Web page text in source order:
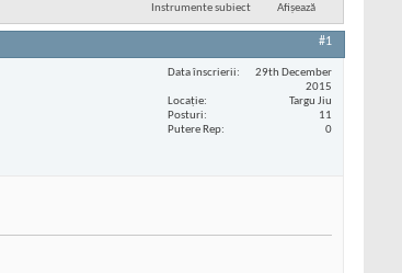
Instrumente subiect Afișează
#1
Data înscrierii
29th December
2015
Locaţie
Targu Jiu
Posturi
11
Putere Rep
0